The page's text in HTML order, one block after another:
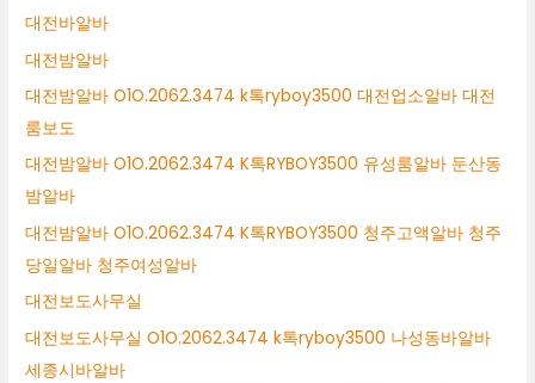
대전바알바
대전밤알바
대전밤알바 O1O.2062.3474 k톡ryboy3500 대전업소알바 대전
룸보도
대전밤알바 O1O.2062.3474 K톡RYBOY3500 유성룸알바 둔산동
밤알바
대전밤알바 O1O.2062.3474 K톡RYBOY3500 청주고액알바 청주
당일알바 청주여성알바
대전보도사무실
대전보도사무실 O1O.2062.3474 k톡ryboy3500 나성동바알바
세종시바알바